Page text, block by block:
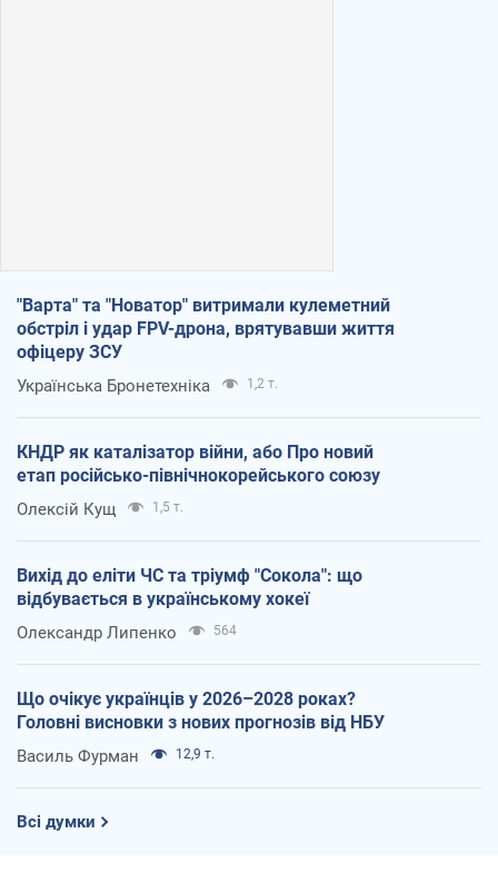
"Варта" та "Новатор" витримали кулеметний
обстріл і удар FPV-дрона, врятувавши життя
офіцеру ЗСУ
Українська Бронетехніка 1,2 т.
КНДР як каталізатор війни, або Про новий
етап російсько-північнокорейського союзу
Олексій Кущ 1,5 т.
Вихід до еліти ЧС та тріумф "Сокола": що
відбувається в українському хокеї
Олександр Липенко 564
Що очікує українців у 2026–2028 роках?
Головні висновки з нових прогнозів від НБУ
Василь Фурман 12,9 т.
Всі думки